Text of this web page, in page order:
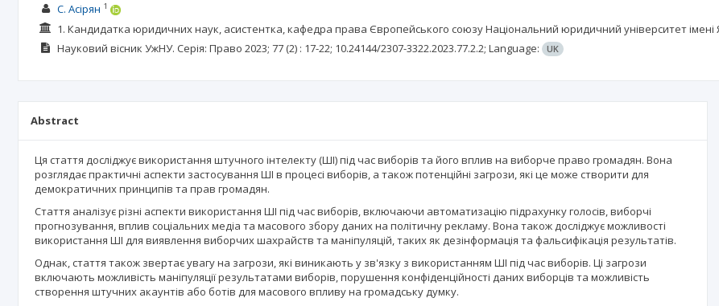
С. Асірян 1
1. Кандидатка юридичних наук, асистентка, кафедра права Європейського союзу Національний юридичний університет
Науковий вісник УжНУ. Серія: Право 2023; 77(2) : 17-22; 10.24144/2307-3322.2023.77.2.2; Language: UK
Abstract
Ця стаття досліджує використання штучного інтелекту (ШІ) під час виборів та його вплив на виборче право громадян. Вона
розглядає практичні аспекти застосування ШІ в процесі виборів, а також потенційні загрози, які це може створити для
демократичних принципів та прав громадян.
Стаття аналізує різні аспекти використання ШІ під час виборів, включаючи автоматизацію підрахунку голосів, виборчі
прогнозування, вплив соціальних медіа та масового збору даних на політичну рекламу. Вона також досліджує можливості
використання ШІ для виявлення виборчих шахрайств та маніпуляцій, таких як дезінформація та фальсифікація результатів.
Однак, стаття також звертає увагу на загрози, які виникають у зв'язку з використанням ШІ під час виборів. Ці загрози
включають можливість маніпуляції результатами виборів, порушення конфіденційності даних виборців та можливість
створення штучних акаунтів або ботів для масового впливу на громадську думку.